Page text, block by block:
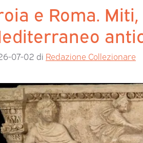
e Roma.
07-02 di Redazione Collezionare